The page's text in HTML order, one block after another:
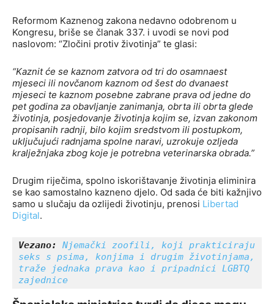
Reformom Kaznenog zakona nedavno odobrenom u
Kongresu, briše se članak 337. i uvodi se novi pod
naslovom: “Zločini protiv životinja” te glasi:
“Kaznit će se kaznom zatvora od tri do osamnaest
mjeseci ili novčanom kaznom od šest do dvanaest
mjeseci te kaznom posebne zabrane prava od jedne do
pet godina za obavljanje zanimanja, obrta ili obrta glede
životinja, posjedovanje životinja kojim se, izvan zakonom
propisanih radnji, bilo kojim sredstvom ili postupkom,
uključujući radnjama spolne naravi, uzrokuje ozljeda
kralježnjaka zbog koje je potrebna veterinarska obrada.”
Drugim riječima, spolno iskorištavanje životinja eliminira
se kao samostalno kazneno djelo. Od sada će biti kažnjivo
samo u slučaju da ozlijedi životinju, prenosi Libertad
Digital.
Vezano: Njemački zoofili, koji prakticiraju
seks s psima, konjima i drugim životinjama,
traže jednaka prava kao i pripadnici LGBTQ
zajednice